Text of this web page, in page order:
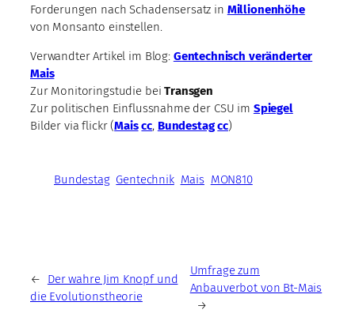
Forderungen nach Schadensersatz in Millionenhöhe
von Monsanto einstellen.
Verwandter Artikel im Blog: Gentechnisch veränderter
Mais
Zur Monitoringstudie beiTransgen
Zur politischen Einflussnahme der CSU im Spiegel
Bilder via flickr (Mais cc, Bundestag cc)
Bundestag Gentechnik Mais MON810
←
Der wahre Jim Knopf und
die Evolutionstheorie
Umfrage zum
Anbauverbot von Bt-Mais
→